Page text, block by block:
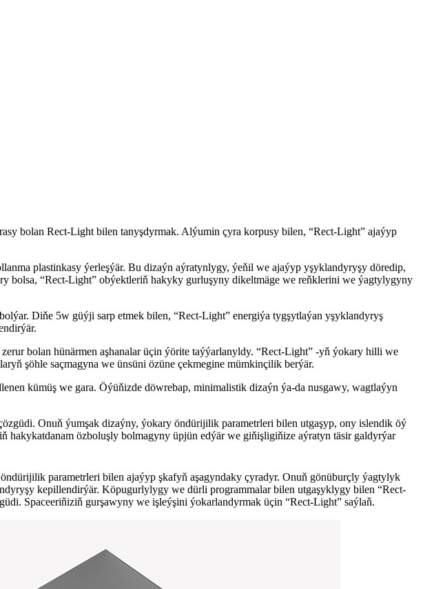
bolan Rect-Light bilen tanyşdyrmak. Alýumin çyra korpusy bilen, “Rect-Light” ajaýyp
plastinkasy ýerleşýär. Bu dizaýn aýratynlygy, ýeňil we ajaýyp yşyklandyryşy döredip,
bolsa, “Rect-Light” obýektleriň hakyky gurluşyny dikeltmäge we reňklerini we ýagtylygyny
Diňe 5w güýji sarp etmek bilen, “Rect-Light” energiýa tygşytlaýan yşyklandyryş
bolan hünärmen aşhanalar üçin ýörite taýýarlanyldy. “Rect-Light” -yň ýokary hilli we
şöhle saçmagyna we ünsüni özüne çekmegine mümkinçilik berýär.
kümüş we gara. Öýüňizde döwrebap, minimalistik dizaýn ýa-da nusgawy, wagtlaýyn
Onuň ýumşak dizaýny, ýokary öndürijilik parametrleri bilen utgaşyp, ony islendik öý
hakykatdanam özboluşly bolmagyny üpjün edýär we giňişligiňize aýratyn täsir galdyrýar
parametrleri bilen ajaýyp şkafyň aşagyndaky çyradyr. Onuň gönüburçly ýagtylyk
kepillendirýär. Köpugurlylygy we dürli programmalar bilen utgaşyklygy bilen “Rect-
Spaceeriňiziň gurşawyny we işleýşini ýokarlandyrmak üçin “Rect-Light” saýlaň.